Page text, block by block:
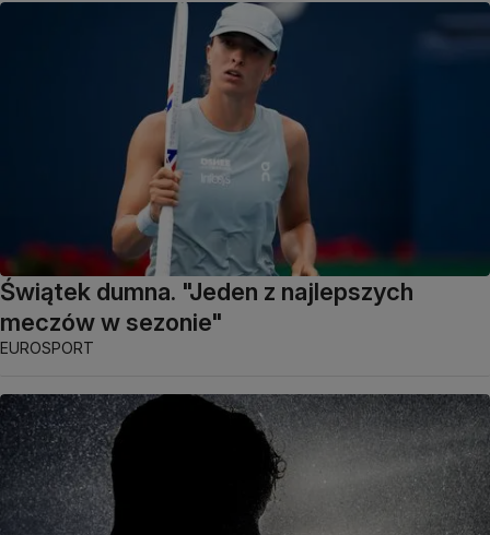
Świątek dumna. "Jeden z najlepszych
meczów w sezonie"
EUROSPORT